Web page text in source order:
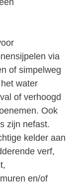
via
of simpelweg
water
of verhoogd
Ook
zijn nefast.
kelder aan
verf,
en/of